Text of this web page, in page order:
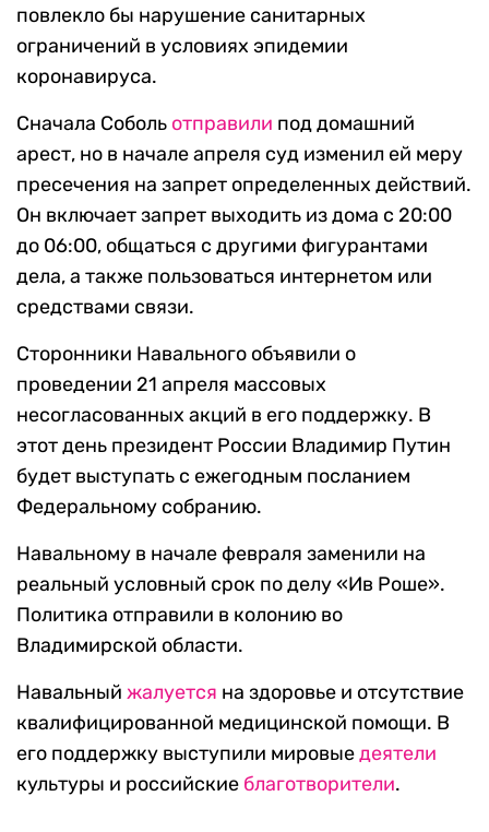
повлекло бы нарушение санитарных
ограничений в условиях эпидемии
коронавируса.
Сначала Соболь отправили под домашний
арест, но в начале апреля суд изменил ей меру
пресечения на запрет определенных действий.
Он включает запрет выходить из дома с 20:00
до 06:00, общаться с другими фигурантами
дела, а также пользоваться интернетом или
средствами связи.
Сторонники Навального объявили о
проведении 21 апреля массовых
несогласованных акций в его поддержку. В
этот день президент России Владимир Путин
будет выступать с ежегодным посланием
Федеральному собранию.
Навальному в начале февраля заменили на
реальный условный срок по делу «Ив Роше».
Политика отправили в колонию во
Владимирской области.
Навальный жалуется на здоровье и отсутствие
квалифицированной медицинской помощи. В
его поддержку выступили мировыедеятели
культуры и российские благотворители.